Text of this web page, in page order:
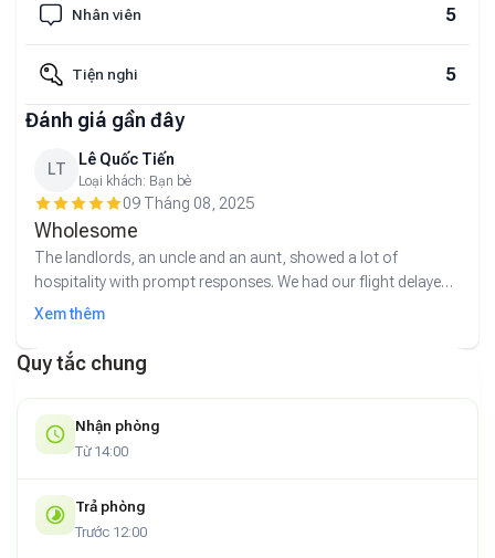
Nhân viên 5
Tiện nghi 5
Đánh giá gần đây
LT
Lê Quốc Tiến
Loại khách: Bạn bè
09 Tháng 08, 2025
Wholesome
The landlords, an uncle and an aunt, showed a lot of
hospitality with prompt responses. We had our flight delayed
and made it there late, but they were always waiting for us
check-in. The room was cozy an clean with sufficient and
essential amenities, and the location was prime with famous
restaurants and shops around. Highly recommended for
couples or solo travelers who wouldn't want to break the
bank.
Xem thêm
Quy tắc chung
Nhận phòng
Từ 14:00
Trả phòng
Trước 12:00